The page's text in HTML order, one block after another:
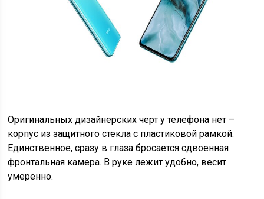
Оригинальных дизайнерских черт у телефона нет –
корпус из защитного стекла с пластиковой рамкой.
Единственное, сразу в глаза бросается сдвоенная
фронтальная камера. В руке лежит удобно, весит
умеренно.